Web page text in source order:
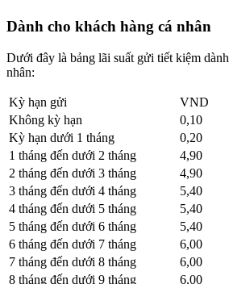
Dành cho khách hàng cá nhân
Dưới đây là bảng lãi suất gửi tiết kiệm
nhân:
Kỳ hạn gửi VND
Không kỳ hạn
0,10
Kỳ hạn dưới 1 tháng
0,20
1 tháng đến dưới 2 tháng
4,90
2 tháng đến dưới 3 tháng
4,90
3 tháng đến dưới 4 tháng
5,40
4 tháng đến dưới 5 tháng
5,40
5 tháng đến dưới 6 tháng
5,40
6 tháng đến dưới 7 tháng
6,00
7 tháng đến dưới 8 tháng
6,00
8 tháng đến dưới 9 tháng
6,00